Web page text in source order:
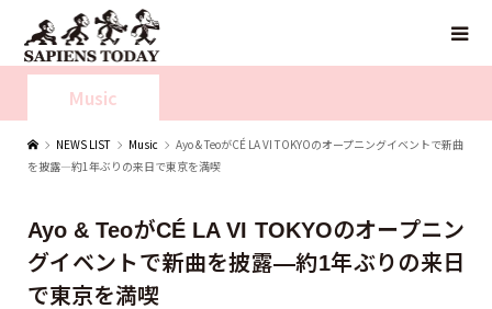
Music
NEWS LIST Music
Ayo & TeoがCÉ LA VI TOKYOのオープニングイベントで新曲
を披露—約1年ぶりの来日で東京を満喫
Ayo & TeoがCÉ LA VI TOKYOのオープニン
グイベントで新曲を披露—約1年ぶりの来日
で東京を満喫